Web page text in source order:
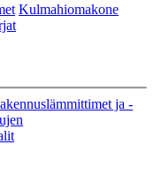
Kulmahiomakone
ja -